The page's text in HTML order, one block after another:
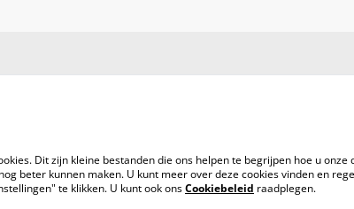
Dit zijn kleine bestanden die ons helpen te begrijpen hoe u onze
beter kunnen maken. U kunt meer over deze cookies vinden en
te klikken. U kunt ook onsCookiebeleid raadplegen.